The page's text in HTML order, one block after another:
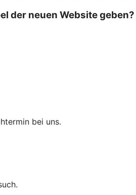
der neuen Website
bei uns.